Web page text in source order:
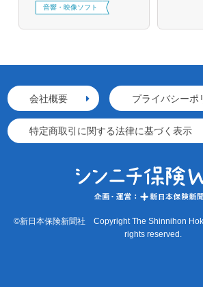
音響・映像ソフト
会社概要 プライバシーポ
特定商取引に関する法律に基づく表示
©新日本保険新聞社 Copyright The Shinnihon
rights reserved.